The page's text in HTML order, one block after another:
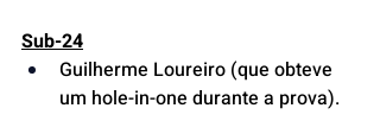
Sub-24
Guilherme Loureiro (que obteve
um hole-in-one durante a prova).